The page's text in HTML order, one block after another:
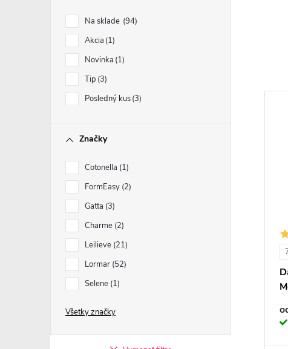
Na sklade 94
Akcia 1
Novinka 1
Tip 3
Posledný kus 3
Značky
Cotonella 1
FormEasy 2
Gatta 3
Charme 2
Leilieve 21
Lormar 52
Selene 1
Všetky značky